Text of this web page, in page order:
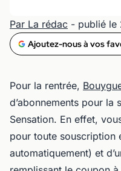
Par La rédac - publié le
Ajoutez-nous à vos
Pour la rentrée,
d’abonnements pour
Sensation. En effet,
pour toute souscription
automatiquement) et